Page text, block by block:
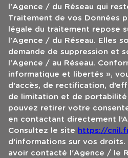
l'Agence / du Réseau qui
Traitement de vos Données
légale du traitement repose
l'Agence / du Réseau. Elles
demande de suppression et
l'Agence / au Réseau.
informatique et libertés »,
d’accès, de rectification,
de limitation et de portabilité
pouvez retirer votre
en contactant directement
Consultez le site https://
d’informations sur vos
avoir contacté l'Agence / le